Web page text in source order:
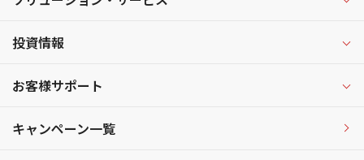
投資情報
お客様サポート
キャンペーン一覧